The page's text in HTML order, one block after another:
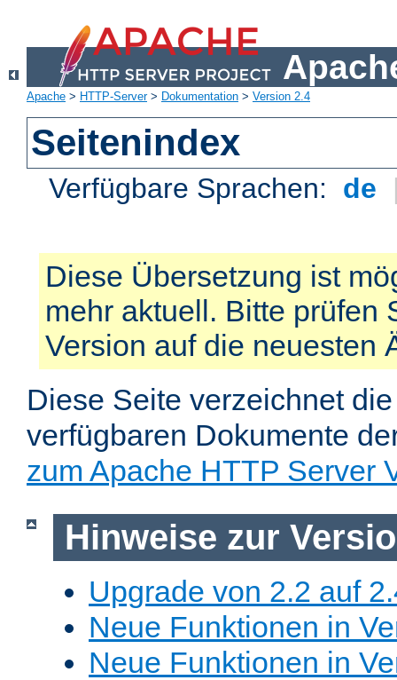
Apache > HTTP-Server> Dokumentation > Version 2.4
Seitenindex
Verfügbare Sprachen: de
Diese Übersetzung ist
mehr aktuell. Bitte prüfen
Version auf die neuesten
Diese Seite verzeichnet
verfügbaren Dokumente
zum Apache HTTP Server
Hinweise zur
Upgrade von 2.2 auf
Neue Funktionen in
Neue Funktionen in